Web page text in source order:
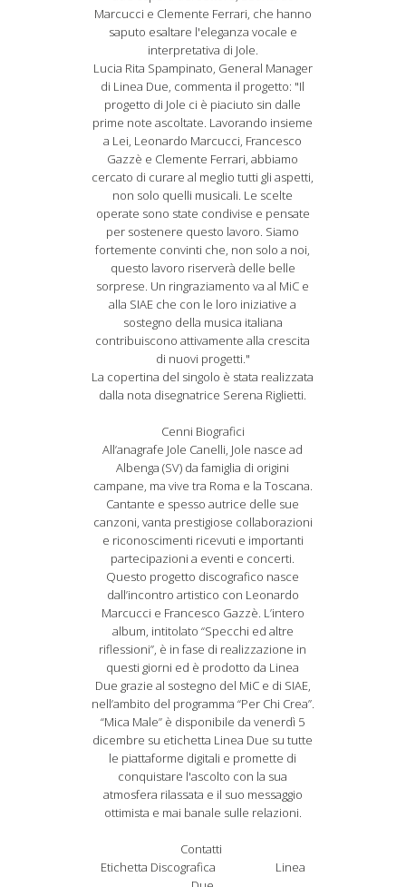
Marcucci e Clemente Ferrari, che hanno
saputo esaltare l'eleganza vocale e
interpretativa di Jole.
Lucia Rita Spampinato, General Manager
di Linea Due, commenta il progetto: "Il
progetto di Jole ci è piaciuto sin dalle
prime note ascoltate. Lavorando insieme
a Lei, Leonardo Marcucci, Francesco
Gazzè e Clemente Ferrari, abbiamo
cercato di curare al meglio tutti gli aspetti,
non solo quelli musicali. Le scelte
operate sono state condivise e pensate
per sostenere questo lavoro. Siamo
fortemente convinti che, non solo a noi,
questo lavoro riserverà delle belle
sorprese. Un ringraziamento va al MiC e
alla SIAE che con le loro iniziative a
sostegno della musica italiana
contribuiscono attivamente alla crescita
di nuovi progetti."
La copertina del singolo è stata realizzata
dalla nota disegnatrice Serena Riglietti.
Cenni Biografici
All’anagrafe Jole Canelli, Jole nasce ad
Albenga (SV) da famiglia di origini
campane, ma vive tra Roma e la Toscana.
Cantante e spesso autrice delle sue
canzoni, vanta prestigiose collaborazioni
e riconoscimenti ricevuti e importanti
partecipazioni a eventi e concerti.
Questo progetto discografico nasce
dall’incontro artistico con Leonardo
Marcucci e Francesco Gazzè. L’intero
album, intitolato “Specchi ed altre
riflessioni”, è in fase di realizzazione in
questi giorni ed è prodotto da Linea
Due grazie al sostegno del MiC e di SIAE,
nell’ambito del programma “Per Chi Crea”.
“Mica Male” è disponibile da venerdì 5
dicembre su etichetta Linea Due su tutte
le piattaforme digitali e promette di
conquistare l'ascolto con la sua
atmosfera rilassata e il suo messaggio
ottimista e mai banale sulle relazioni.
Contatti
Etichetta Discografica Linea